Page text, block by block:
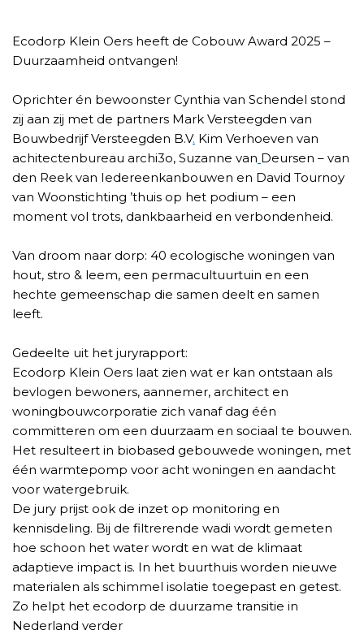
Ecodorp Klein Oers heeft de Cobouw Award 2025 –
Duurzaamheid ontvangen!
Oprichter én bewoonster Cynthia van Schendel stond
zij aan zij met de partners Mark Versteegden van
Bouwbedrijf Versteegden B.V. Kim Verhoeven van
achitectenbureau archi3o, Suzanne van Deursen – van
den Reek van Iedereenkanbouwen en David Tournoy
van Woonstichting ’thuis op het podium – een
moment vol trots, dankbaarheid en verbondenheid.
Van droom naar dorp: 40 ecologische woningen van
hout, stro & leem, een permacultuurtuin en een
hechte gemeenschap die samen deelt en samen
leeft.
Gedeelte uit het juryrapport:
Ecodorp Klein Oers laat zien wat er kan ontstaan als
bevlogen bewoners, aannemer, architect en
woningbouwcorporatie zich vanaf dag één
committeren om een duurzaam en sociaal te bouwen.
Het resulteert in biobased gebouwede woningen, met
één warmtepomp voor acht woningen en aandacht
voor watergebruik.
De jury prijst ook de inzet op monitoring en
kennisdeling. Bij de filtrerende wadi wordt gemeten
hoe schoon het water wordt en wat de klimaat
adaptieve impact is. In het buurthuis worden nieuwe
materialen als schimmel isolatie toegepast en getest.
Zo helpt het ecodorp de duurzame transitie in
Nederland verder